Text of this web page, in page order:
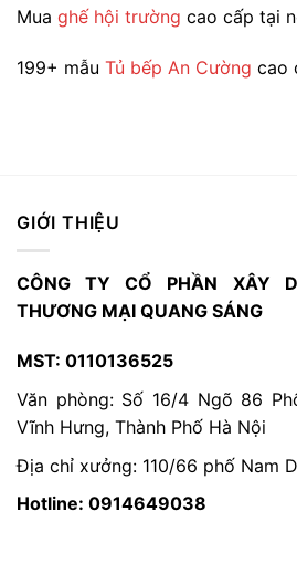
phẩm
Mua ghế hội trường cao cấp tại
199+ mẫu Tủ bếp An Cường cao
GIỚI THIỆU
CÔNG TY CỔ PHẦN XÂY
THƯƠNG MẠI QUANG SÁNG
MST: 0110136525
Văn phòng: Số 16/4 Ngõ 86
Vĩnh Hưng, Thành Phố Hà Nội
Địa chỉ xưởng: 110/66 phố Nam
Hotline: 0914649038